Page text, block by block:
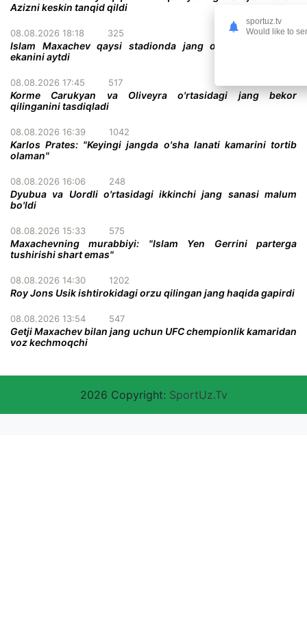
Azizni keskin tanqid qildi
08.08.2026 18:18 325
Islam Maxachev qaysi stadionda jang o'tkazish istagida
ekanini aytdi
08.08.2026 17:45 517
Korme Carukyan va Oliveyra o'rtasidagi jang bekor
qilinganini tasdiqladi
08.08.2026 16:39 1042
Karlos Prates: "Keyingi jangda o'sha lanati kamarini tortib
olaman"
08.08.2026 16:06 248
Dyubua va Uordli o'rtasidagi ikkinchi jang sanasi malum
bo'ldi
08.08.2026 15:33 575
Maxachevning murabbiyi: "Islam Yen Gerrini parterga
tushirishi shart emas"
08.08.2026 14:30 1202
Roy Jons Usik ishtirokidagi orzu qilingan jang haqida gapirdi
08.08.2026 13:54 547
Getji Maxachev bilan jang uchun UFC chempionlik kamaridan
voz kechmoqchi
2026 Copyright: SportUz.Tv
sportuz.tv
Would like to